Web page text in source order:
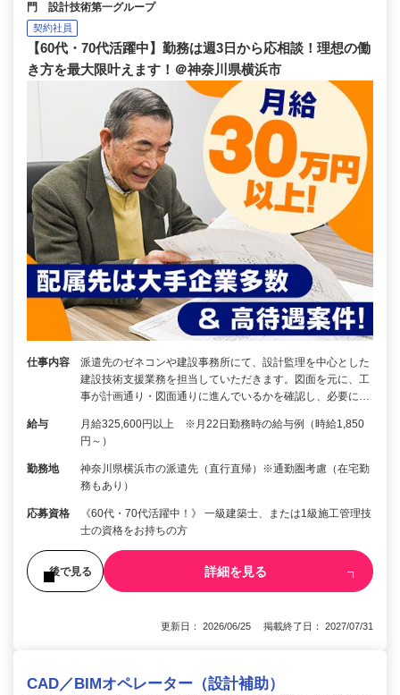
門 設計技術第一グループ
契約社員
【60代・70代活躍中】勤務は週3日から応相談！理想の働
き方を最大限叶えます！＠神奈川県横浜市
仕事内容
派遣先のゼネコンや建設事務所にて、設計監理を中心とした
建設技術支援業務を担当していただきます。図面を元に、工
事が計画通り・図面通りに進んでいるかを確認し、必要に…
給与
月給325,600円以上 ※月22日勤務時の給与例（時給1,850
円～）
勤務地
神奈川県横浜市の派遣先（直行直帰）※通勤圏考慮（在宅勤
務もあり）
応募資格
《60代・70代活躍中！》 一級建築士、または1級施工管理技
士の資格をお持ちの方
後で見る 詳細を見る
更新日： 2026/06/25 掲載終了日： 2027/07/31
CAD／BIMオペレーター（設計補助）